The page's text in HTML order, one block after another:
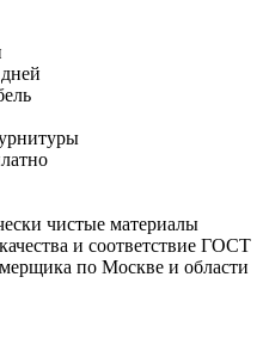
чистые материалы
и соответствие ГОСТ
по Москве и области